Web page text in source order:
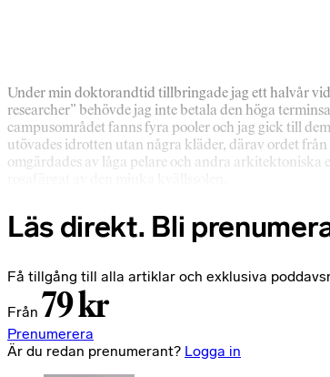
Under min doktorandtid tillbringade jag ett halvår
researcher” behövde jag inte betala den höga
campusområdet fanns fyra pooler och jag gick till
utövades idrotten utan några kläder, därav ordet
omgärdades av låga pelare och andra
Läs direkt. Bli
Få tillgång till alla artiklar och exklusiva
Från 79 kr
Prenumerera
Är du redan prenumerant? Logga in